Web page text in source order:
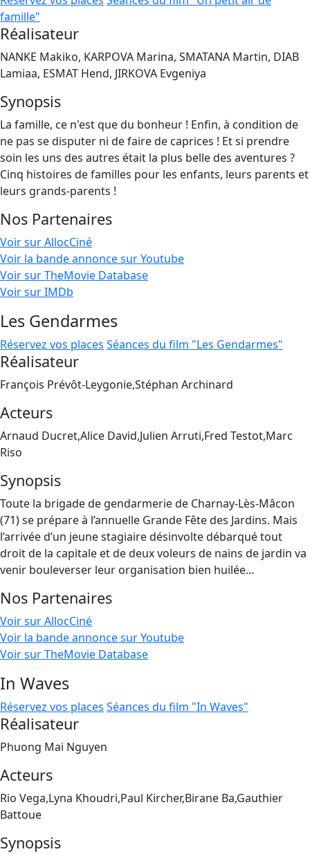
famille"
Réalisateur
NANKE Makiko, KARPOVA Marina, SMATANA Martin, DIAB
Lamiaa, ESMAT Hend, JIRKOVA Evgeniya
Synopsis
La famille, ce n'est que du bonheur ! Enfin, à condition de
ne pas se disputer ni de faire de caprices ! Et si prendre
soin les uns des autres était la plus belle des aventures ?
Cinq histoires de familles pour les enfants, leurs parents et
leurs grands-parents !
Nos Partenaires
Voir sur AllocCiné
Voir la bande annonce sur Youtube
Voir sur TheMovie Database
Voir sur IMDb
Les Gendarmes
Réservez vos places Séances du film "Les Gendarmes"
Réalisateur
François Prévôt-Leygonie,Stéphan Archinard
Acteurs
Arnaud Ducret,Alice David,Julien Arruti,Fred Testot,Marc
Riso
Synopsis
Toute la brigade de gendarmerie de Charnay-Lès-Mâcon
(71) se prépare à l’annuelle Grande Fête des Jardins. Mais
l’arrivée d’un jeune stagiaire désinvolte débarqué tout
droit de la capitale et de deux voleurs de nains de jardin va
venir bouleverser leur organisation bien huilée…
Nos Partenaires
Voir sur AllocCiné
Voir la bande annonce sur Youtube
Voir sur TheMovie Database
In Waves
Réservez vos places Séances du film "In Waves"
Réalisateur
Phuong Mai Nguyen
Acteurs
Rio Vega,Lyna Khoudri,Paul Kircher,Birane Ba,Gauthier
Battoue
Synopsis